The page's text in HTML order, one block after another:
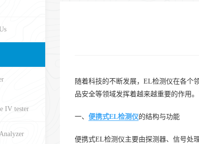
IV tester
随着科技的不断发展，EL检测仪在各个
品安全等领域发挥着越来越重要的作用
一、 便携式EL检测仪的结构与功能
便携式EL检测仪主要由探测器、信号处